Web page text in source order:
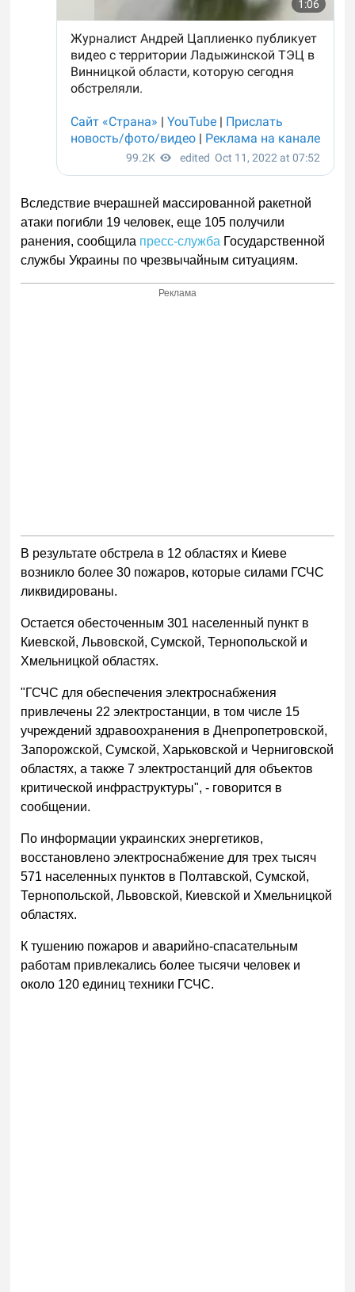
Вследствие вчерашней массированной ракетной
атаки погибли 19 человек, еще 105 получили
ранения, сообщила пресс-служба Государственной
службы Украины по чрезвычайным ситуациям.
Реклама
В результате обстрела в 12 областях и Киеве
возникло более 30 пожаров, которые силами ГСЧС
ликвидированы.
Остается обесточенным 301 населенный пункт в
Киевской, Львовской, Сумской, Тернопольской и
Хмельницкой областях.
"ГСЧС для обеспечения электроснабжения
привлечены 22 электростанции, в том числе 15
учреждений здравоохранения в Днепропетровской,
Запорожской, Сумской, Харьковской и Черниговской
областях, а также 7 электростанций для объектов
критической инфраструктуры", - говорится в
сообщении.
По информации украинских энергетиков,
восстановлено электроснабжение для трех тысяч
571 населенных пунктов в Полтавской, Сумской,
Тернопольской, Львовской, Киевской и Хмельницкой
областях.
К тушению пожаров и аварийно-спасательным
работам привлекались более тысячи человек и
около 120 единиц техники ГСЧС.